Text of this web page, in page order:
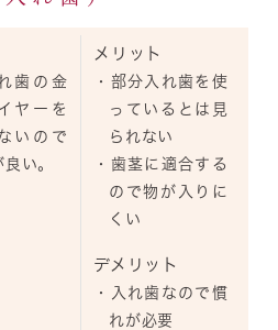
歯の金
ヤーを
いので
い。
メリット
・部分入れ歯を使
っているとは見
られない
・歯茎に適合する
ので物が入りに
くい
デメリット
・入れ歯なので慣
れが必要